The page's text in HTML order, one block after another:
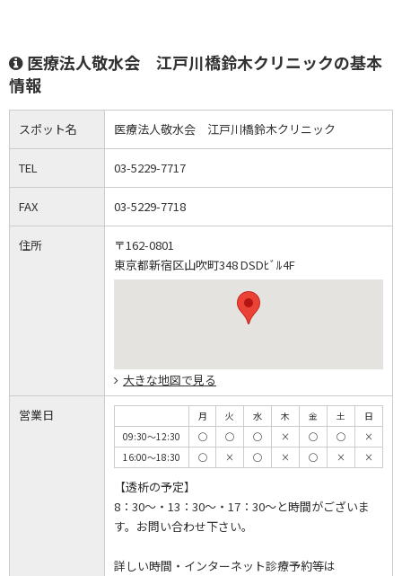
医療法人敬水会 江戸川橋鈴木クリニックの基本
情報
スポット名 医療法人敬水会 江戸川橋鈴木クリニック
TEL 03-5229-7717
FAX 03-5229-7718
住所
〒162-0801
東京都新宿区山吹町348 DSDﾋﾞﾙ4F
大きな地図で見る
営業日 月 火 水 木 金 土
日
09:30～12:30
◯ ◯ ◯ × ◯ ◯
×
16:00～18:30
◯ × ◯ × ◯ × ×
【透析の予定】
8：30～・13：30～・17：30～と時間がございま
す。お問い合わせ下さい。
詳しい時間・インターネット診療予約等は